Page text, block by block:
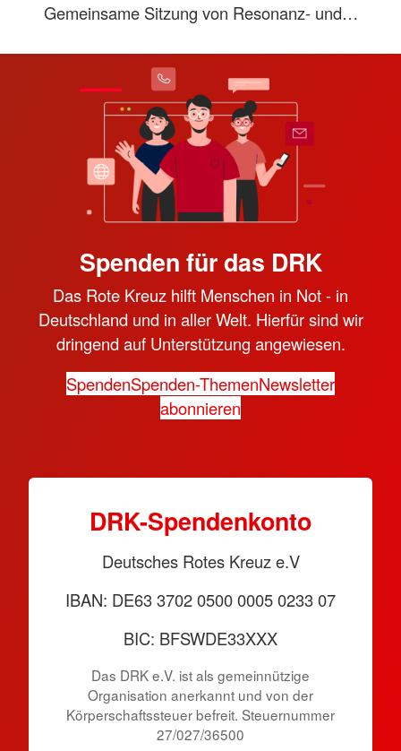
Gemeinsame Sitzung von Resonanz- und…
Spenden für das DRK
Das Rote Kreuz hilft Menschen in Not - in
Deutschland und in aller Welt. Hierfür sind wir
dringend auf Unterstützung angewiesen.
SpendenSpenden-ThemenNewsletter
abonnieren
DRK-Spendenkonto
Deutsches Rotes Kreuz e.V
IBAN: DE63 3702 0500 0005 0233 07
BIC: BFSWDE33XXX
Das DRK e.V. ist als gemeinnützige
Organisation anerkannt und von der
Körperschaftssteuer befreit. Steuernummer
27/027/36500